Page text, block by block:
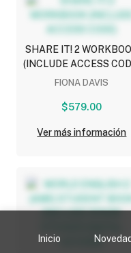
Inicio
SHARE IT! 2
(INCLUDE ACCESS
FIONA DAVIS
$579.00
Ver más información